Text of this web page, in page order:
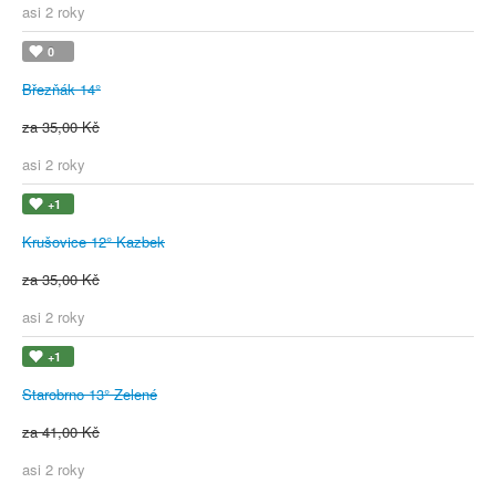
asi 2 roky
0
Březňák 14°
za 35,00 Kč
asi 2 roky
+1
Krušovice 12° Kazbek
za 35,00 Kč
asi 2 roky
+1
Starobrno 13° Zelené
za 41,00 Kč
asi 2 roky